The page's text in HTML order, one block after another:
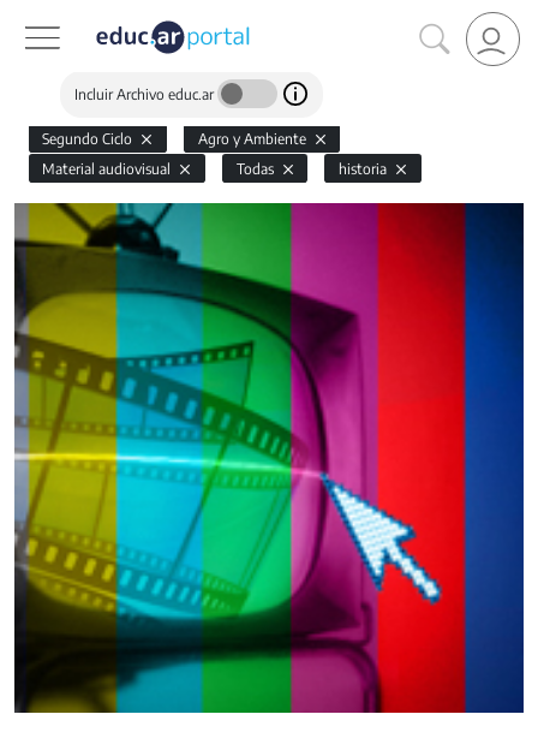
Incluir Archivo educ.ar
Segundo Ciclo
Agro y Ambiente
Material audiovisual
Todas historia